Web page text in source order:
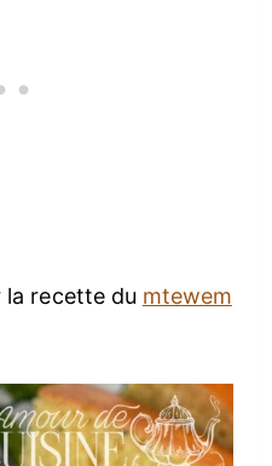
la recette du mtewem